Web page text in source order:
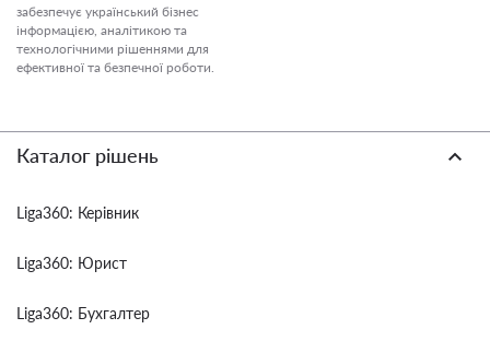
забезпечує український бізнес
інформацією, аналітикою та
технологічними рішеннями для
ефективної та безпечної роботи.
Каталог рішень
Liga360: Керівник
Liga360: Юрист
Liga360: Бухгалтер